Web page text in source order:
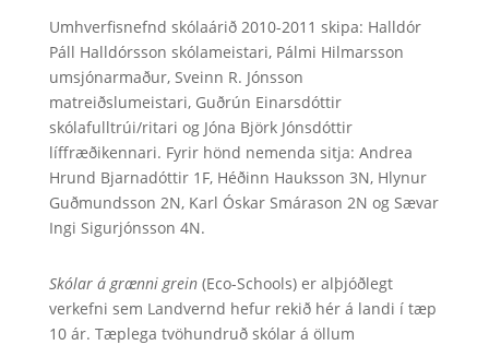
Umhverfisnefnd skólaárið 2010-2011 skipa: Halldór
Páll Halldórsson skólameistari, Pálmi Hilmarsson
umsjónarmaður, Sveinn R. Jónsson
matreiðslumeistari, Guðrún Einarsdóttir
skólafulltrúi/ritari og Jóna Björk Jónsdóttir
líffræðikennari. Fyrir hönd nemenda sitja: Andrea
Hrund Bjarnadóttir 1F, Héðinn Hauksson 3N, Hlynur
Guðmundsson 2N, Karl Óskar Smárason 2N og Sævar
Ingi Sigurjónsson 4N.
Skólar á grænni grein(Eco-Schools) er alþjóðlegt
verkefni sem Landvernd hefur rekið hér á landi í tæp
10 ár. Tæplega tvöhundruð skólar á öllum